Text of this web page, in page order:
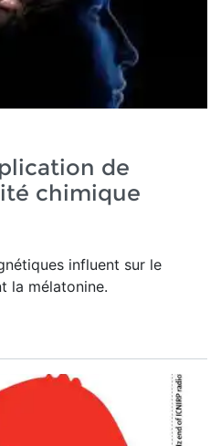
de
chimique
influent sur le
la mélatonine.